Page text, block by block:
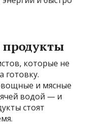
которые не
готовку.
и мясные
водой — и
стоят